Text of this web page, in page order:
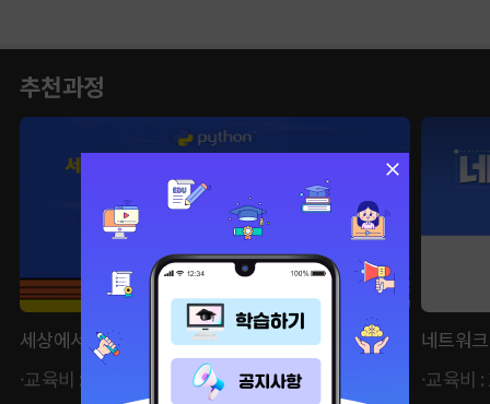
추천과정
세상에서 가장 쉬운 IT 부트캠프, 파이썬 BASIC
·교육비 : 62,370원 ·자비부담금 : 21,830원
네트워
·교육비